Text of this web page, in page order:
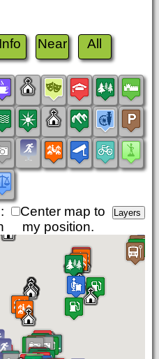
Info Near All
Center map to
my position.